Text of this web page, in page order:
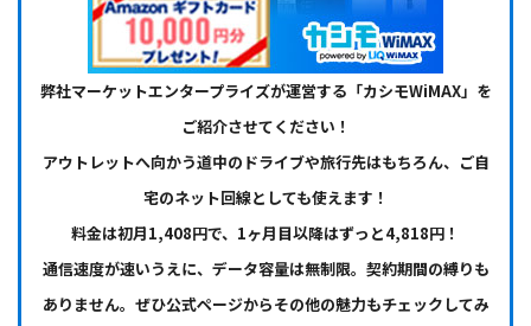
弊社マーケットエンタープライズが運営する「カシモWiMAX」を
ご紹介させてください！
アウトレットへ向かう道中のドライブや旅行先はもちろん、ご自
宅のネット回線としても使えます！
料金は初月1,408円で、1ヶ月目以降はずっと4,818円！
通信速度が速いうえに、データ容量は無制限。契約期間の縛りも
ありません。ぜひ公式ページからその他の魅力もチェックしてみ